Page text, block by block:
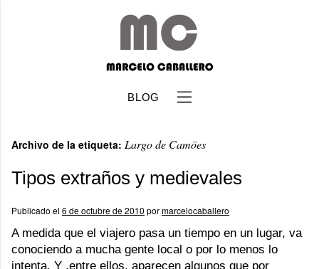
BLOG
Archivo de la etiqueta: Largo de Camöes
Tipos extraños y medievales
Publicado el 6 de octubre de 2010 pormarcelocaballero
A medida que el viajero pasa un tiempo en un lugar, va
conociendo a mucha gente local o por lo menos lo
intenta. Y ,entre ellos, aparecen algunos que por